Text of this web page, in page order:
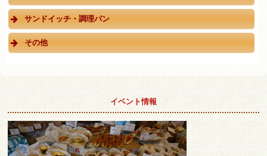
サンドイッチ・調理パン
その他
イベント情報